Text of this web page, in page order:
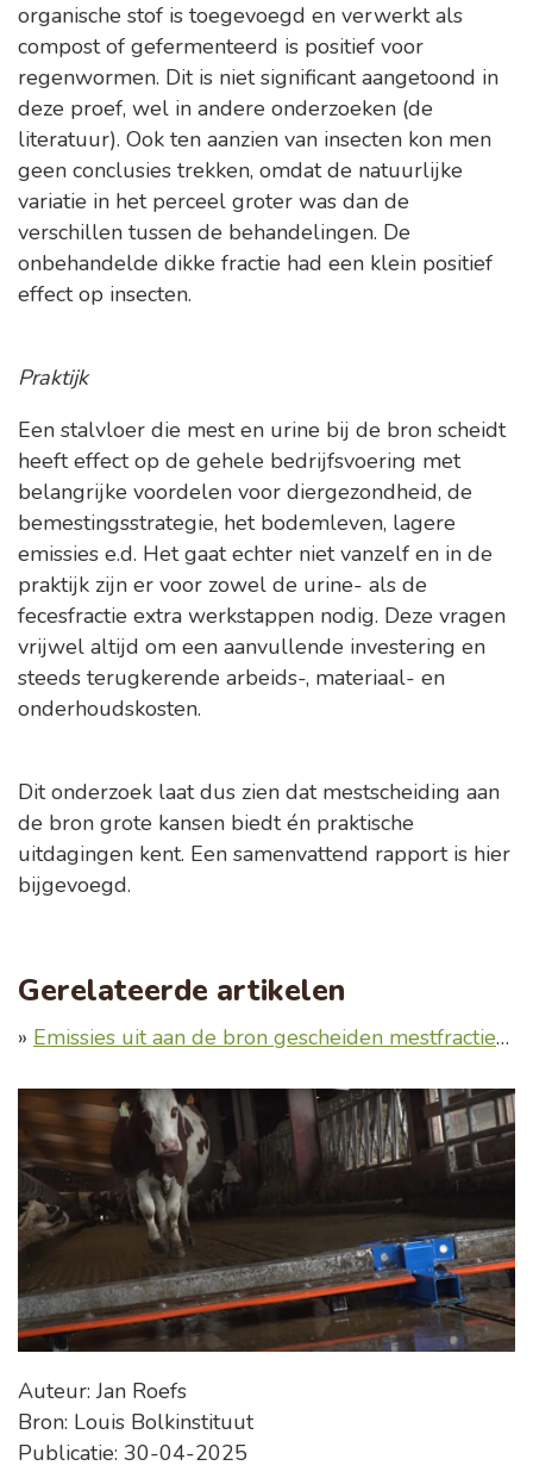
organische stof is toegevoegd en verwerkt als
compost of gefermenteerd is positief voor
regenwormen. Dit is niet significant aangetoond in
deze proef, wel in andere onderzoeken (de
literatuur). Ook ten aanzien van insecten kon men
geen conclusies trekken, omdat de natuurlijke
variatie in het perceel groter was dan de
verschillen tussen de behandelingen. De
onbehandelde dikke fractie had een klein positief
effect op insecten.
Praktijk
Een stalvloer die mest en urine bij de bron scheidt
heeft effect op de gehele bedrijfsvoering met
belangrijke voordelen voor diergezondheid, de
bemestingsstrategie, het bodemleven, lagere
emissies e.d. Het gaat echter niet vanzelf en in de
praktijk zijn er voor zowel de urine- als de
fecesfractie extra werkstappen nodig. Deze vragen
vrijwel altijd om een aanvullende investering en
steeds terugkerende arbeids-, materiaal- en
onderhoudskosten.
Dit onderzoek laat dus zien dat mestscheiding aan
de bron grote kansen biedt én praktische
uitdagingen kent. Een samenvattend rapport is hier
bijgevoegd.
Gerelateerde artikelen
» Emissies uit aan de bron gescheiden mestfracties, een experiment
Auteur: Jan Roefs
Bron: Louis Bolkinstituut
Publicatie: 30-04-2025